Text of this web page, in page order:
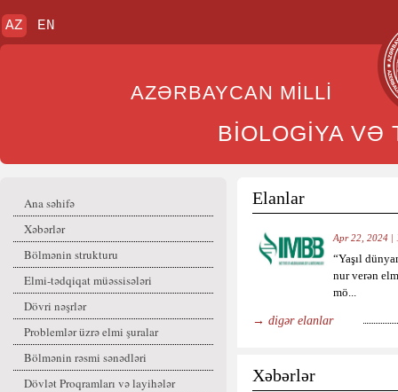
AZ EN
AZƏRBAYCAN
BİOLOGİYA VƏ
Ana səhifə
Xəbərlər
Bölmənin strukturu
Elmi-tədqiqat müəssisələri
Dövri nəşrlər
Problemlər üzrə elmi şuralar
Bölmənin rəsmi sənədləri
Dövlət Proqramları və layihələr
Elanlar
Apr 22, 2024 |
“Yaşıl
nur verən
mö...
→ digər elanlar
Xəbərlər